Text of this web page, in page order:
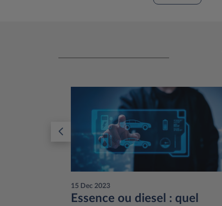
15 Dec 2023
Essence ou diesel : quel